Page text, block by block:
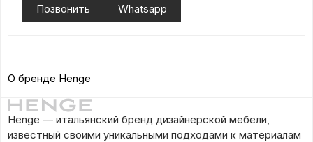
Позвонить
Whatsapp
О бренде Henge
Henge — итальянский бренд дизайнерской мебели,
известный своими уникальными подходами к материалам